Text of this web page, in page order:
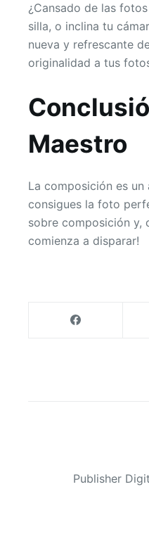
¿Cansado de las
silla, o inclina tu
nueva y refrescante
originalidad a tus
Maestro
La composición es
consigues la foto
sobre composición y,
comienza a disparar!
Publisher